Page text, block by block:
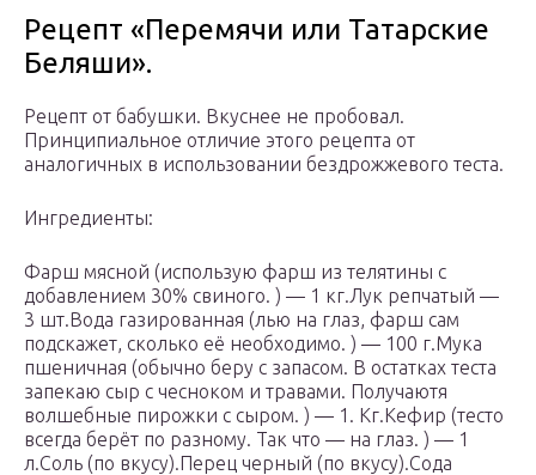
Рецепт «Перемячи или Татарские
Беляши».
Рецепт от бабушки. Вкуснее не пробовал.
Принципиальное отличие этого рецепта от
аналогичных в использовании бездрожжевого теста.
Ингредиенты:
Фарш мясной (использую фарш из телятины с
добавлением 30% свиного. ) — 1 кг.Лук репчатый —
3 шт.Вода газированная (лью на глаз, фарш сам
подскажет, сколько её необходимо. ) — 100 г.Мука
пшеничная (обычно беру с запасом. В остатках теста
запекаю сыр с чесноком и травами. Получаютя
волшебные пирожки с сыром. ) — 1. Кг.Кефир (тесто
всегда берёт по разному. Так что — на глаз. ) — 1
л.Соль (по вкусу).Перец черный (по вкусу).Сода